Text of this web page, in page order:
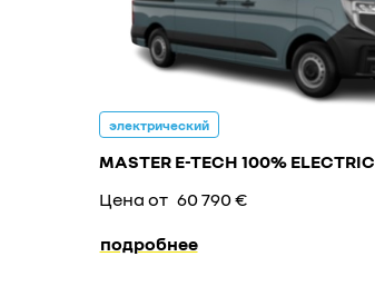
электрический
MASTER E-TECH 100% ELECTRIC
Цена от 60 790 €
подробнее